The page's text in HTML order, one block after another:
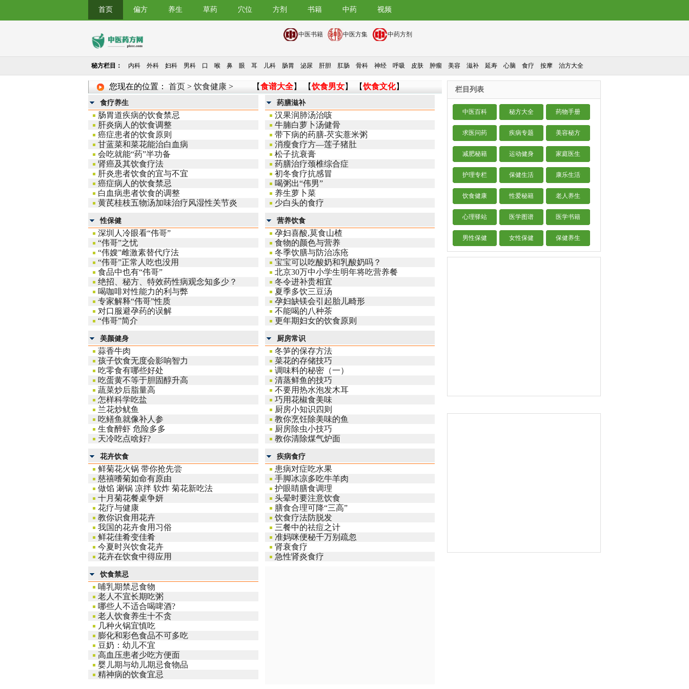
首页 偏方 养生 草药 穴位 方剂 书籍 中药 视频
中医书籍 中医方集 中药方剂
秘方栏目： 内科 外科 妇科 男科 口 喉 鼻 眼 耳 儿科 肠胃 泌尿 肝胆 肛肠 骨科 神经 呼吸 皮肤 肿瘤 美容 滋补 延寿 心脑 食疗 按摩 治方大全
您现在的位置： 首页 > 饮食健康 > 【食谱大全】 【饮食男女】 【饮食文化】
食疗养生
肠胃道疾病的饮食禁忌
肝炎病人的饮食调整
癌症患者的饮食原则
甘蓝菜和菜花能治白血病
会吃就能“药”半功备
肾癌及其饮食疗法
肝炎患者饮食的宜与不宜
癌症病人的饮食禁忌
白血病患者饮食的调整
黄芪桂枝五物汤加味治疗风湿性关节炎
性保健
深圳人冷眼看“伟哥”
“伟哥”之忧
“伟嫂”雌激素替代疗法
“伟哥”正常人吃也没用
食品中也有“伟哥”
绝招、秘方、特效药性病观念知多少？
喝咖啡对性能力的利与弊
专家解释“伟哥”性质
对口服避孕药的误解
“伟哥”简介
美颜健身
蒜香牛肉
孩子饮食无度会影响智力
吃零食有哪些好处
吃蛋黄不等于胆固醇升高
蔬菜炒后脂量高
怎样科学吃盐
兰花炒鱿鱼
吃鳝鱼就像补人参
生食醉虾 危险多多
天冷吃点啥好?
花卉饮食
鲜菊花火锅 带你抢先尝
慈禧嗜菊如命有原由
做馅 涮锅 凉拌 软炸 菊花新吃法
十月菊花餐桌争妍
花疗与健康
教你识食用花卉
我国的花卉食用习俗
鲜花佳肴变佳肴
今夏时兴饮食花卉
花卉在饮食中得应用
饮食禁忌
哺乳期禁忌食物
老人不宜长期吃粥
哪些人不适合喝啤酒?
老人饮食养生十不贪
几种火锅宜慎吃
膨化和彩色食品不可多吃
豆奶：幼儿不宜
高血压患者少吃方便面
婴儿期与幼儿期忌食物品
精神病的饮食宜忌
药膳滋补
汉果润肺汤治咳
牛腩白萝卜汤健骨
带下病的药膳-芡实薏米粥
消瘦食疗方—莲子猪肚
松子抗衰膏
药膳治疗颈椎综合症
初冬食疗抗感冒
喝粥出“伟男”
养生萝卜菜
少白头的食疗
营养饮食
孕妇喜酸,莫食山楂
食物的颜色与营养
冬季饮膳与防治冻疮
宝宝可以吃酸奶和乳酸奶吗？
北京30万中小学生明年将吃营养餐
冬令进补贵相宜
夏季多饮三豆汤
孕妇缺镁会引起胎儿畸形
不能喝的八种茶
更年期妇女的饮食原则
厨房常识
冬笋的保存方法
菜花的存储技巧
调味料的秘密（一）
清蒸鲜鱼的技巧
不要用热水泡发木耳
巧用花椒食美味
厨房小知识四则
教你烹饪除美味的鱼
厨房除虫小技巧
教你清除煤气炉面
疾病食疗
患病对症吃水果
手脚冰凉多吃牛羊肉
护眼睛膳食调理
头晕时要注意饮食
膳食合理可降“三高”
饮食疗法防脱发
三餐中的祛痘之计
准妈咪便秘千万别疏忽
肾衰食疗
急性肾炎食疗
栏目列表
中医百科 秘方大全 药物手册
求医问药 疾病专题 美容秘方
减肥秘籍 运动健身 家庭医生
护理专栏 保健生活 康乐生活
饮食健康 性爱秘籍 老人养生
心理驿站 医学图谱 医学书籍
男性保健 女性保健 保健养生